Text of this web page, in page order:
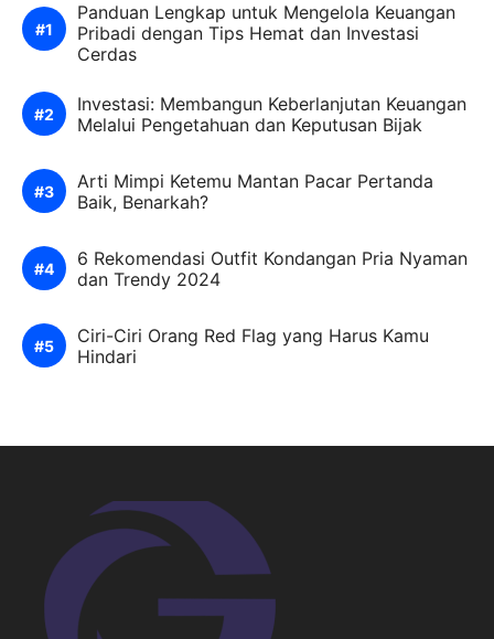
Panduan Lengkap untuk Mengelola Keuangan
Pribadi dengan Tips Hemat dan Investasi
Cerdas
Investasi: Membangun Keberlanjutan Keuangan
Melalui Pengetahuan dan Keputusan Bijak
Arti Mimpi Ketemu Mantan Pacar Pertanda
Baik, Benarkah?
6 Rekomendasi Outfit Kondangan Pria Nyaman
dan Trendy 2024
Ciri-Ciri Orang Red Flag yang Harus Kamu
Hindari